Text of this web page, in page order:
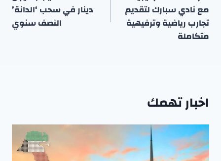
مع نادي سبارك لتقديم
تجارب رياضية وترفيهية
متكاملة
دينار في سحب ‘الدانة’
النصف سنوي
اخبار تهمك